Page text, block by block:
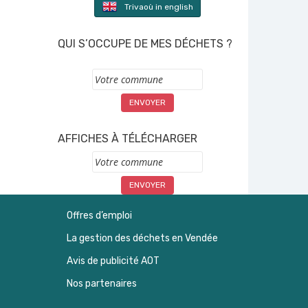
Trivaoù in english
QUI S’OCCUPE DE MES DÉCHETS ?
Commune
AFFICHES À TÉLÉCHARGER
Commune
Offres d’emploi
La gestion des déchets en Vendée
Avis de publicité AOT
Nos partenaires